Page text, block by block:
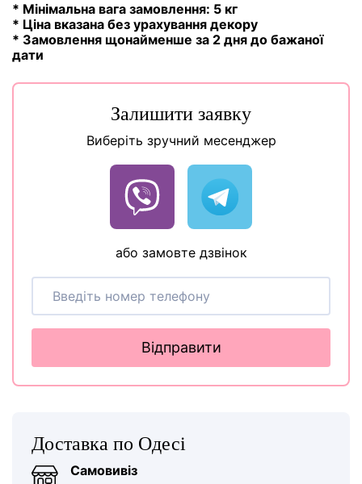
* Мінімальна вага замовлення: 5 кг
* Ціна вказана без урахування декору
* Замовлення щонайменше за 2 дня до бажаної
дати
Залишити заявку
Виберіть зручний месенджер
або замовте дзвінок
Відправити
Доставка по Одесі
Самовивіз